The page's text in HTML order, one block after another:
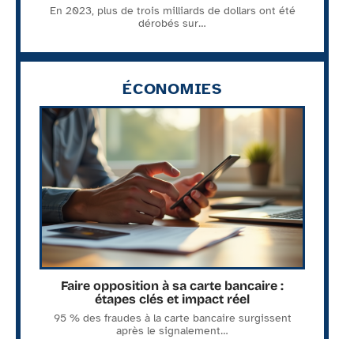
En 2023, plus de trois milliards de dollars ont été
dérobés sur…
ÉCONOMIES
Faire opposition à sa carte bancaire :
étapes clés et impact réel
95 % des fraudes à la carte bancaire surgissent
après le signalement…